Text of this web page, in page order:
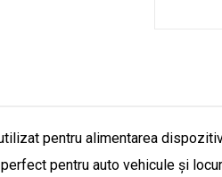
pentru alimentarea
pentru auto vehicule și